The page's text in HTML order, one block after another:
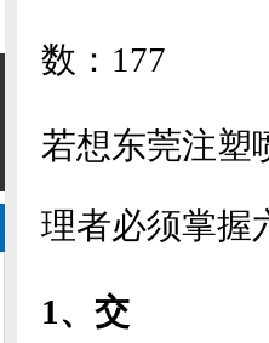
数： 177
若想东莞注塑
理者必须掌握
1、交